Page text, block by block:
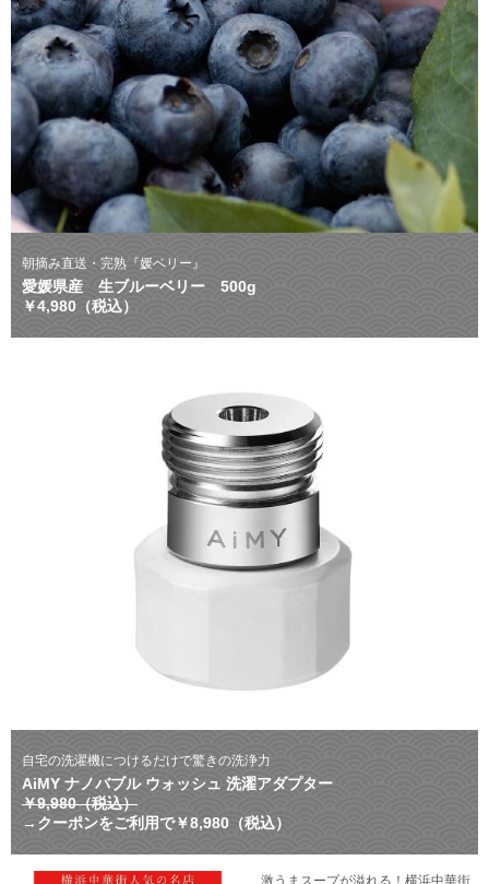
朝摘み直送・完熟『媛ベリー』
愛媛県産 生ブルーベリー 500g
￥4,980（税込）
自宅の洗濯機につけるだけで驚きの洗浄力
AiMY ナノバブル ウォッシュ 洗濯アダプター
￥9,980（税込）
→クーポンをご利用で￥8,980（税込）
激うまスープが溢れる！横浜中華街